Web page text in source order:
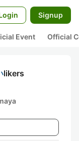
Signup
Event Official
likers